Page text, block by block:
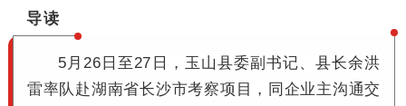
导读
5月26日至27日，玉山县委副书记、县长余洪
雷率队赴湖南省长沙市考察项目，同企业主沟通交